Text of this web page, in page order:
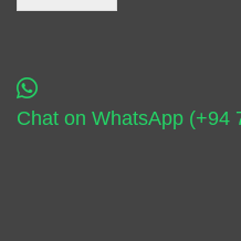
Chat on WhatsApp (+94